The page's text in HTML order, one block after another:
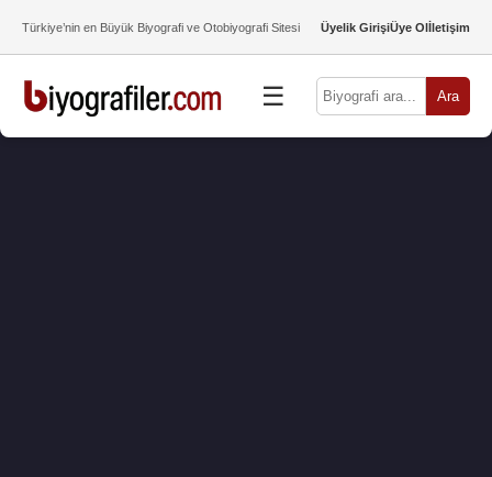
Türkiye’nin en Büyük Biyografi ve Otobiyografi Sitesi Üyelik GirişiÜye Olİletişim
☰ Ara